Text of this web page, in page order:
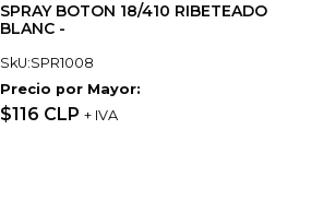
SPRAY BOTON 18/410 RIBETEADO
BLANC -
SkU:SPR1008
Precio por Mayor:
$116 CLP + IVA